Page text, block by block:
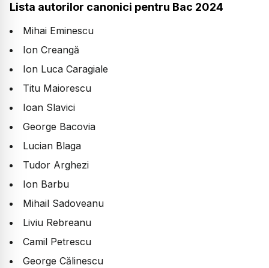
Lista autorilor canonici pentru Bac 2024
Mihai Eminescu
Ion Creangă
Ion Luca Caragiale
Titu Maiorescu
Ioan Slavici
George Bacovia
Lucian Blaga
Tudor Arghezi
Ion Barbu
Mihail Sadoveanu
Liviu Rebreanu
Camil Petrescu
George Călinescu